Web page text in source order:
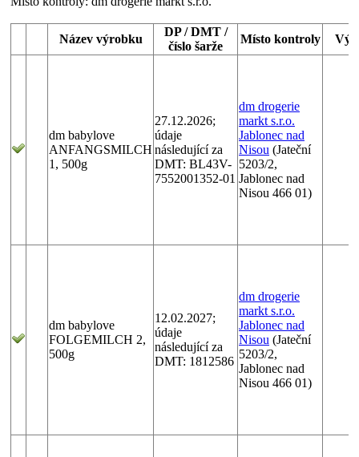
Název výrobku
DP / DMT /
číslo šarže
Místo kontroly
dm babylove
ANFANGSMILCH
1, 500g
27.12.2026;
údaje
následující za
DMT: BL43V-
7552001352-01
dm drogerie
markt s.r.o.
Jablonec nad
Nisou (Jateční
5203/2,
Jablonec nad
Nisou 466 01)
dm babylove
FOLGEMILCH 2,
500g
12.02.2027;
údaje
následující za
DMT: 1812586
dm drogerie
markt s.r.o.
Jablonec nad
Nisou (Jateční
5203/2,
Jablonec nad
Nisou 466 01)